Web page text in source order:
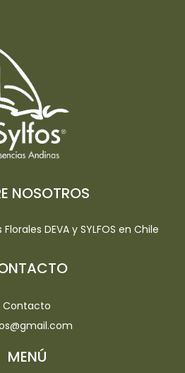
NOSOTROS
DEVA y SYLFOS en Chile
Contacto
MENÚ